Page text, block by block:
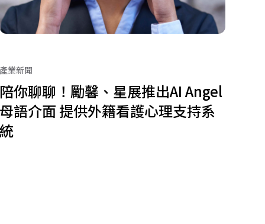
業新聞
你聊聊！勵馨、星展推出AI Angel
語介面 提供外籍看護心理支持系